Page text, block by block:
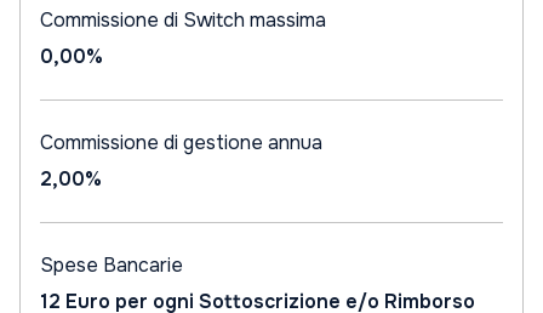
Commissione di Switch massima
0,00%
Commissione di gestione annua
2,00%
Spese Bancarie
12 Euro per ogni Sottoscrizione e/o Rimborso